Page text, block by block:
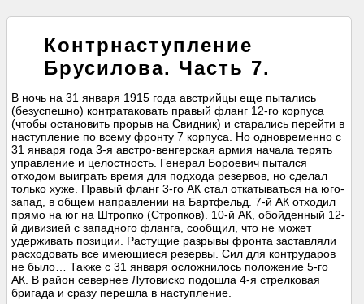
Контрнаступление
Брусилова. Часть 7.
В ночь на 31 января 1915 года австрийцы еще пытались
(безуспешно) контратаковать правый фланг 12-го корпуса
(чтобы остановить прорыв на Свидник) и старались перейти в
наступление по всему фронту 7 корпуса. Но одновременно с
31 января года 3-я австро-венгерская армия начала терять
управление и целостность. Генерал Бороевич пытался
отходом выиграть время для подхода резервов, но сделал
только хуже. Правый фланг 3-го АК стал откатываться на юго-
запад, в общем направлении на Бартфельд. 7-й АК отходил
прямо на юг на Штропко (Стропков). 10-й АК, обойденный 12-
й дивизией с западного фланга, сообщил, что не может
удерживать позиции. Растущие разрывы фронта заставляли
расходовать все имеющиеся резервы. Сил для контрударов
не было… Также с 31 января осложнилось положение 5-го
АК. В район севернее Лутовиско подошла 4-я стрелковая
бригада и сразу перешла в наступление.